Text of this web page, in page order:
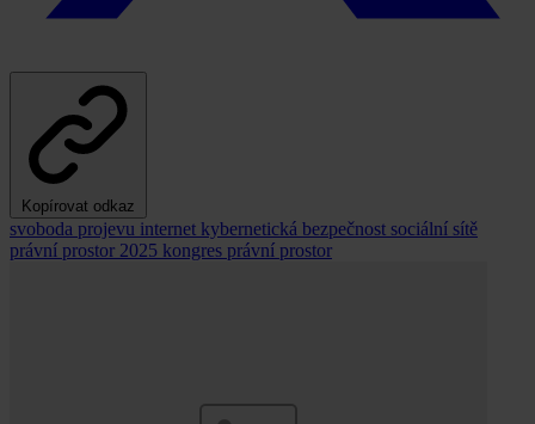
Kopírovat odkaz
svoboda projevu internet kybernetická bezpečnost sociální sítě
právní prostor 2025 kongres právní prostor